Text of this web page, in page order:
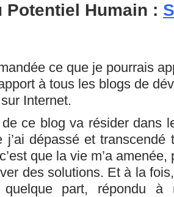
Potentiel Humain :
ce que je pourrais
à tous les blogs de
Internet.
ce blog va résider dans
j’ai dépassé et transcendé
que la vie m’a
des solutions. Et à la
quelque part, répondu à